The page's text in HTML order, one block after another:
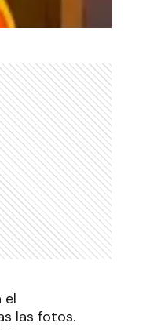
el
las fotos.